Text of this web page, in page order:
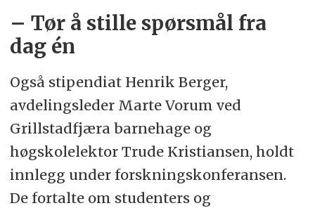
– Tør å stille spørsmål fra
dag én
Også stipendiat Henrik Berger,
avdelingsleder Marte Vorum ved
Grillstadfjæra barnehage og
høgskolelektor Trude Kristiansen, holdt
innlegg under forskningskonferansen.
De fortalte om studenters og